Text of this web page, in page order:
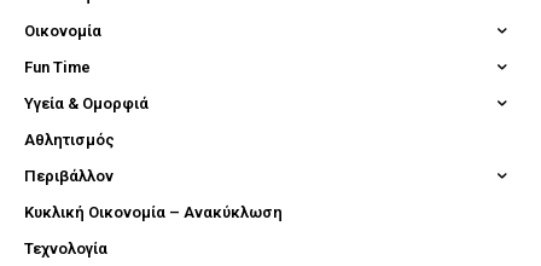
Οικονομία
Fun Time
Υγεία & Ομορφιά
Αθλητισμός
Περιβάλλον
Κυκλική Οικονομία – Ανακύκλωση
Τεχνολογία